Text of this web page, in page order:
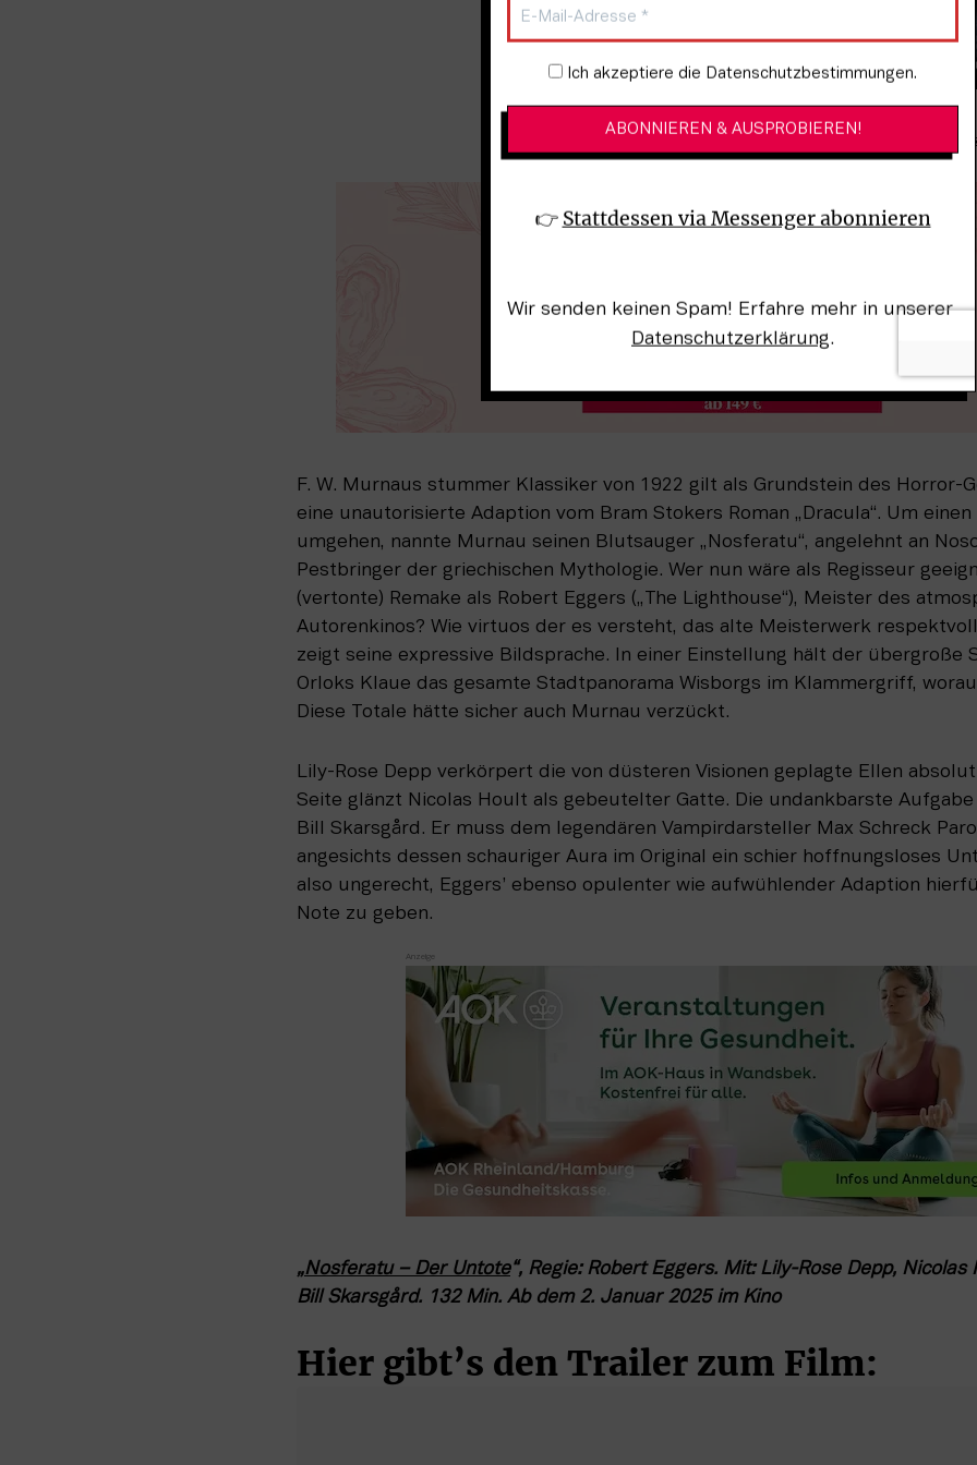
Ab dem 2. Januar
Untote“ in den
Pictures Germany)
F. W. Murnaus stummer Klassiker von 1922 gilt als Grundstein des Horror-
eine unautorisierte Adaption vom Bram Stokers Roman „Dracula“. Um
umgehen, nannte Murnau seinen Blutsauger „Nosferatu“, angelehnt an
Pestbringer der griechischen Mythologie. Wer nun wäre als Regisseur
(vertonte) Remake als Robert Eggers („The Lighthouse“), Meister des
Autorenkinos? Wie virtuos der es versteht, das alte Meisterwerk
zeigt seine expressive Bildsprache. In einer Einstellung hält der übergroße
Orloks Klaue das gesamte Stadtpanorama Wisborgs im Klammergriff,
Diese Totale hätte sicher auch Murnau verzückt.
Lily-Rose Depp verkörpert die von düsteren Visionen geplagte Ellen
Seite glänzt Nicolas Hoult als gebeutelter Gatte. Die undankbarste
Bill Skarsgård. Er muss dem legendären Vampirdarsteller Max Schreck
angesichts dessen schauriger Aura im Original ein schier hoffnungsloses
also ungerecht, Eggers’ ebenso opulenter wie aufwühlender Adaption
Note zu geben.
„Nosferatu – Der Untote“, Regie: Robert Eggers. Mit: Lily-Rose Depp,
Bill Skarsgård. 132 Min. Ab dem 2. Januar 2025 im Kino
Hier gibt’s den Trailer zum Film:
Newsletter-Anmeldung
Ich akzeptiere die Datenschutzbestimmungen.
👉 Stattdessen via Messenger abonnieren
Wir senden keinen Spam! Erfahre mehr in unserer
Datenschutzerklärung.